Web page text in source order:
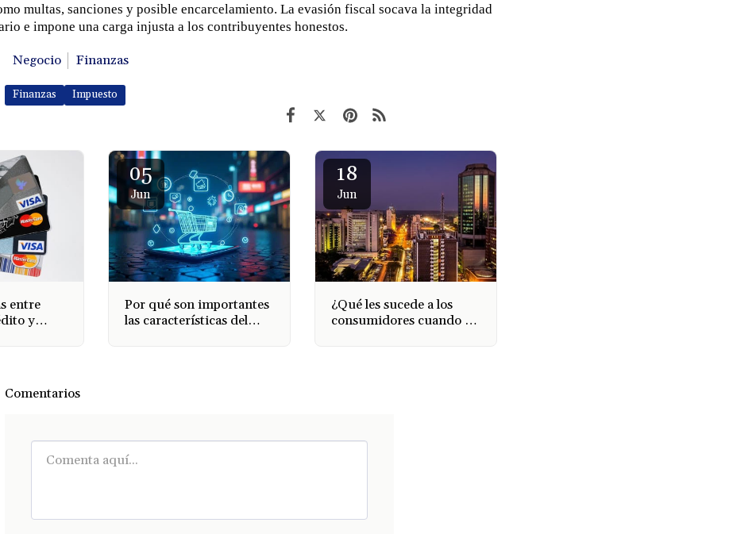
multas, sanciones y posible encarcelamiento. La evasión fiscal socava la integridad
e impone una carga injusta a los contribuyentes honestos.
Negocio Finanzas
Finanzas Impuesto
entre
y
05
Jun
Por qué son importantes
las características del
18
Jun
¿Qué les sucede a los
consumidores cuando un
Comentarios